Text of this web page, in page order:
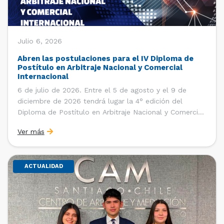
Julio 6, 2026
Abren las postulaciones para el IV Diploma de
Postítulo en Arbitraje Nacional y Comercial
Internacional
6 de julio de 2026. Entre el 5 de agosto y el 9 de
diciembre de 2026 tendrá lugar la 4° edición del
Diploma de Postítulo en Arbitraje Nacional y Comercial
Derecho Internacional de la Facultad de Derecho de la
Universidad de Chile y […]
Ver más
ACTUALIDAD